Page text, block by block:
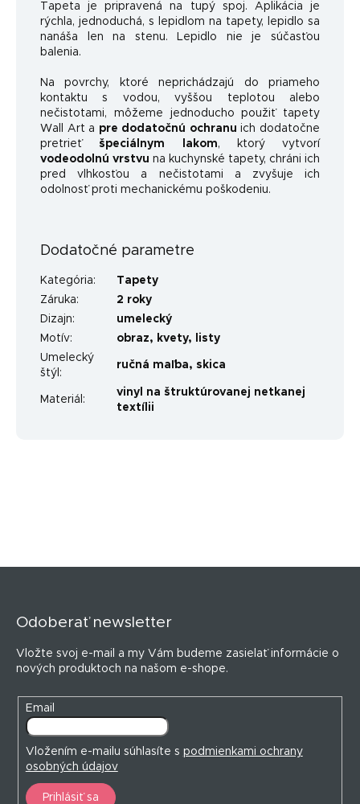
Tapeta je pripravená na tupý spoj. Aplikácia je
rýchla, jednoduchá, s lepidlom na tapety, lepidlo sa
nanáša len na stenu. Lepidlo nie je súčasťou
balenia.
Na povrchy, ktoré neprichádzajú do priameho
kontaktu s vodou, vyššou teplotou alebo
nečistotami, môžeme jednoducho použiť tapety
Wall Art a pre dodatočnú ochranu ich dodatočne
pretrieťšpeciálnym lakom, ktorý vytvorí
vodeodolnú vrstvu na kuchynské tapety, chráni ich
pred vlhkosťou a nečistotami a zvyšuje ich
odolnosť proti mechanickému poškodeniu.
Dodatočné parametre
Kategória:
Tapety
Záruka:
2 roky
Dizajn:
umelecký
Motív: obraz, kvety,
listy
Umelecký
štýl :
ručná maľba, skica
Materiál :
vinyl na štruktúrovanej netkanej
textílii
Odoberať newsletter
Vložte svoj e-mail a my Vám budeme zasielať informácie o
nových produktoch na našom e-shope.
Email
Vložením e-mailu súhlasíte s podmienkami ochrany
osobných údajov
Prihlásiť sa